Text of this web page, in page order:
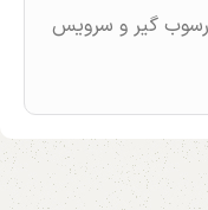
رسوب گیر و سرویس